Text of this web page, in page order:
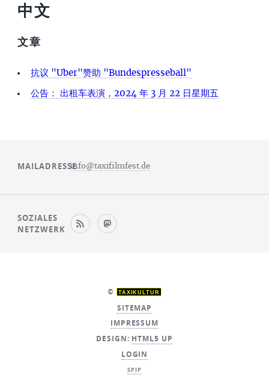
中文
文章
抗议 "Uber"赞助 "Bundespresseball"
公告： 出租车表演，2024 年 3 月 22 日星期五
MAILADRESSEinfo@taxifilmfest.de
SOZIALES
NETZWERK
© TAXIKULTUR
SITEMAP
IMPRESSUM
DESIGN: HTML5 UP
LOGIN
SPIP